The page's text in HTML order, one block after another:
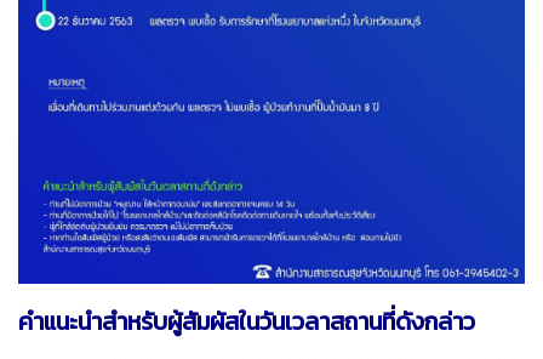
คำแนะนำสำหรับผู้สัมผัสในวันเวลาสถานที่ดังกล่าว